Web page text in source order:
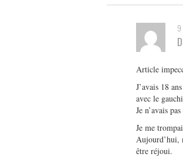
9
Article
J’avais 18
avec le
Je n’avais
Je me
Aujourd’hui,
être réjoui.